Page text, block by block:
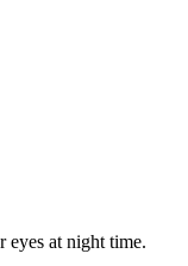
eyes at night time.